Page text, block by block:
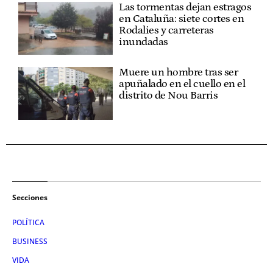
Las tormentas dejan estragos
en Cataluña: siete cortes en
Rodalies y carreteras
inundadas
Muere un hombre tras ser
apuñalado en el cuello en el
distrito de Nou Barris
Secciones
POLÍTICA
BUSINESS
VIDA